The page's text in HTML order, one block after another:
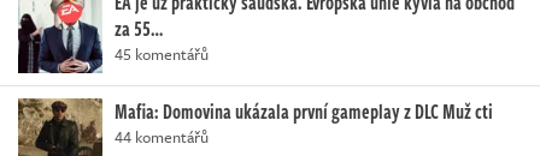
za 55…
45 komentářů
Mafia: Domovina ukázala první gameplay z DLC Muž cti
44 komentářů